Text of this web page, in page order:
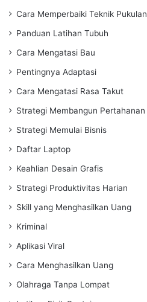
Cara Memperbaiki Teknik Pukulan
Panduan Latihan Tubuh
Cara Mengatasi Bau
Pentingnya Adaptasi
Cara Mengatasi Rasa Takut
Strategi Membangun Pertahanan
Strategi Memulai Bisnis
Daftar Laptop
Keahlian Desain Grafis
Strategi Produktivitas Harian
Skill yang Menghasilkan Uang
Kriminal
Aplikasi Viral
Cara Menghasilkan Uang
Olahraga Tanpa Lompat